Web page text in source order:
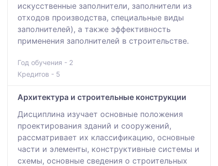
искусственные заполнители, заполнители из
отходов производства, специальные виды
заполнителей), а также эффективность
применения заполнителей в строительстве.
Год обучения - 2
Кредитов - 5
Архитектура и строительные конструкции
Дисциплина изучает основные положения
проектирования зданий и сооружений,
рассматривает их классификацию, основные
части и элементы, конструктивные системы и
схемы, основные сведения о строительных